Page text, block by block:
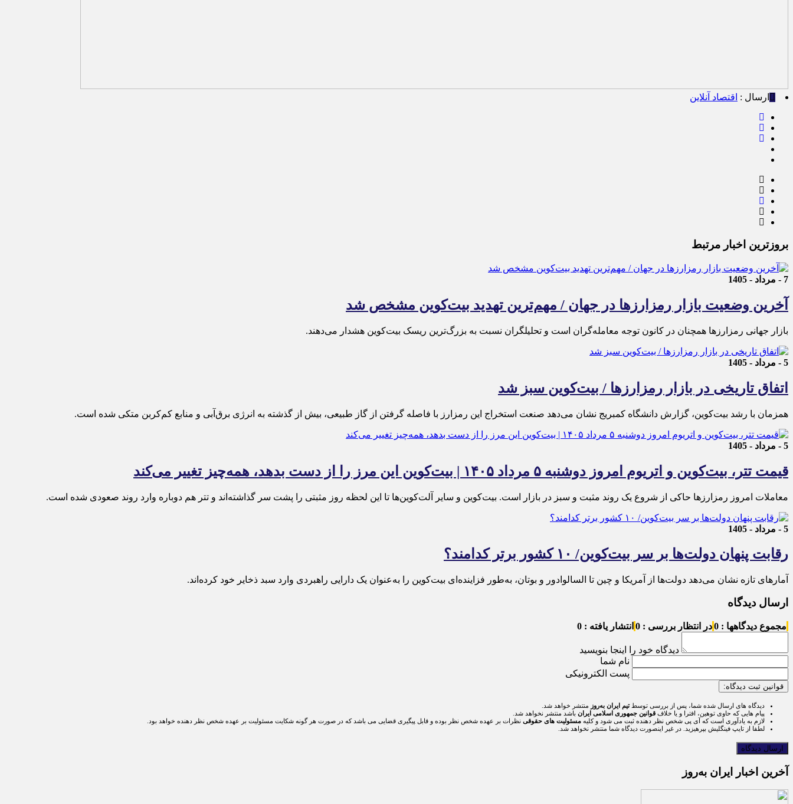
ارسال : اقتصاد آنلاین
بروزترین اخبار مرتبط
7 - مرداد - 1405
آخرین وضعیت بازار رمزارزها در جهان / مهم‌ترین تهدید بیت‌کوین مشخص شد
بازار جهانی رمزارزها همچنان در کانون توجه معامله‌گران است و تحلیلگران نسبت به بزرگ‌ترین ریسک بیت‌کوین هشدار می‌دهند.
5 - مرداد - 1405
اتفاق تاریخی در بازار رمزارزها / بیت‌کوین سبز شد
همزمان با رشد بیت‌کوین، گزارش دانشگاه کمبریج نشان می‌دهد صنعت استخراج این رمزارز با فاصله گرفتن از گاز طبیعی، بیش از گذشته به انرژی برق‌آبی و منابع کم‌کربن متکی شده است.
5 - مرداد - 1405
قیمت تتر، بیت‌کوین و اتریوم امروز دوشنبه ۵ مرداد ۱۴۰۵ | بیت‌کوین این مرز را از دست بدهد، همه‌چیز تغییر می‌کند
معاملات امروز رمزارز‌ها حاکی از شروع یک روند مثبت و سبز در بازار است. بیت‌کوین و سایر آلت‌کوین‌ها تا این لحظه روز مثبتی را پشت سر گذاشته‌اند و تتر هم دوباره وارد روند صعودی شده است.
5 - مرداد - 1405
رقابت پنهان دولت‌ها بر سر بیت‌کوین/ ۱۰ کشور برتر کدامند؟
آمارهای تازه نشان می‌دهد دولت‌ها از آمریکا و چین تا السالوادور و بوتان، به‌طور فزاینده‌ای بیت‌کوین را به‌عنوان یک دارایی راهبردی وارد سبد ذخایر خود کرده‌اند.
ارسال دیدگاه
مجموع دیدگاهها : 0 در انتظار بررسی : 0 انتشار یافته : 0
دیدگاه خود را اینجا بنویسید
نام شما
پست الکترونیکی
قوانین ثبت دیدگاه:
دیدگاه های ارسال شده شما، پس از بررسی توسطتیم ایران به‌روز منتشر خواهد شد.
پیام هایی که حاوی توهین، افترا و یا خلاف قوانین جمهوری اسلامی ایران باشد منتشر نخواهد شد.
لازم به یادآوری است که آی پی شخص نظر دهنده ثبت می شود و کلیه مسئولیت های حقوقی نظرات بر عهده شخص نظر بوده و قابل پیگیری قضایی می باشد که در صورت هر گونه شکایت مسئولیت بر عهده شخص نظر دهنده خواهد بود.
لطفا از تایپ فینگلیش بپرهیزید. در غیر اینصورت دیدگاه شما منتشر نخواهد شد.
آخرین اخبار ایران به‌روز